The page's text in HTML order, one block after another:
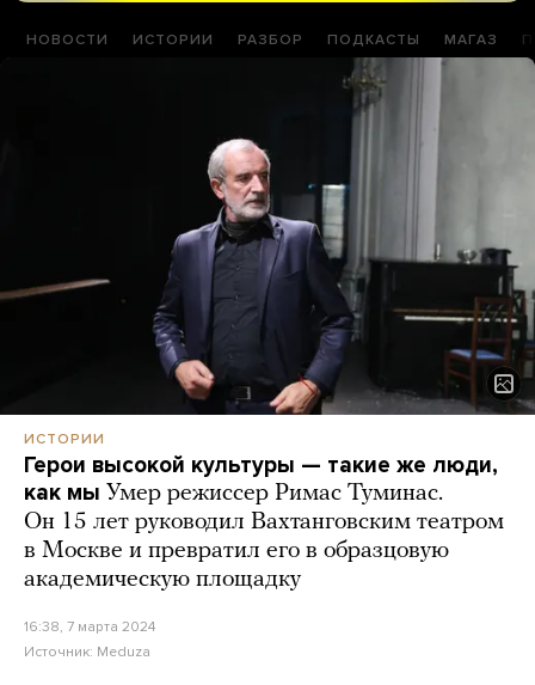
НОВОСТИ ИСТОРИИ РАЗБОР ПОДКАСТЫ МАГАЗ
ИСТОРИИ
Герои высокой культуры — такие же люди,
как мы Умер режиссер Римас Туминас.
Он 15 лет руководил Вахтанговским театром
в Москве и превратил его в образцовую
академическую площадку
16:38, 7 марта 2024
Источник: Meduza